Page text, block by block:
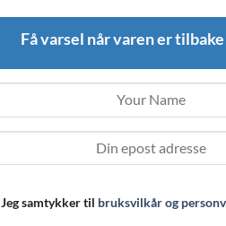
Få varsel når varen er
Jeg samtykker til bruksvilkår og